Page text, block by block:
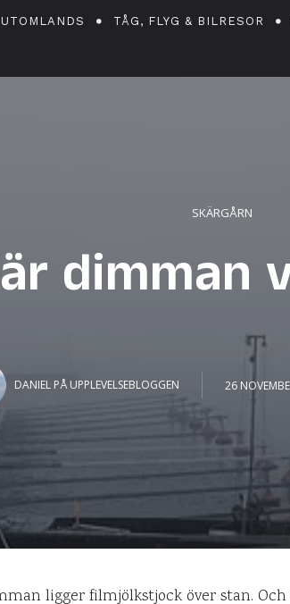
UTOMLANDS TÅG, FLYG & BILRESOR
SKÄRGÅRN
dimman
DANIEL PÅ UPPLEVELSEBLOGGEN 26
ligger filmjölkstjock över stan.